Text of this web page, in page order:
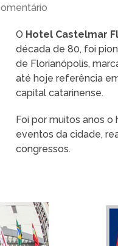
O Hotel Castelmar
década de 80, foi
de Florianópolis,
até hoje referência
capital catarinense.
Foi por muitos anos
eventos da cidade,
congressos.